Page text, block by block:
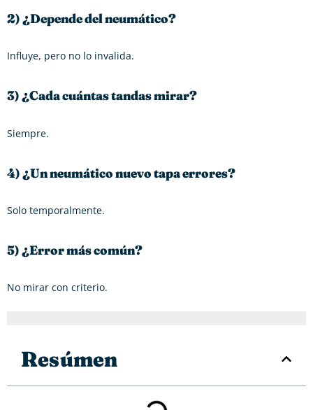
2) ¿Depende del neumático?
Influye, pero no lo invalida.
3) ¿Cada cuántas tandas mirar?
Siempre.
4) ¿Un neumático nuevo tapa errores?
Solo temporalmente.
5) ¿Error más común?
No mirar con criterio.
Resúmen